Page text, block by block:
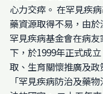
心力交瘁。 在罕見疾
藥資源取得不易，由於
罕見疾病基金會在病
下，於1999年正式成
取、生育關懷推廣及
「罕見疾病防治及藥